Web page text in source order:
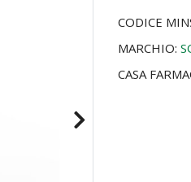
CODICE
MARCHIO:
CASA